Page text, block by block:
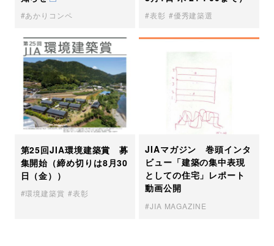
あかりコンペ 表彰 優秀建築選
第25回JIA環境建築賞 募
集開始（締め切りは8月30
日（金））
環境建築賞 表彰
JIAマガジン 巻頭インタ
ビュー「建築の集中表現
としての住宅」レポート
動画公開
JIA MAGAZINE